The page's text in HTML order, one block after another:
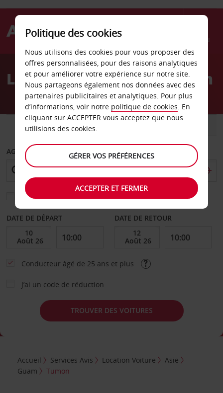
Menu
AvisLocation de voiture Tumon
VOITURE UTILITAIRE
AGENCE DE DÉPART
Sélectionnez une autre agence de retour
DATE DE DÉPART DATE DE RETOUR
Conducteur âgé de 25 ans et plus
J’ai un code de réduction
TROUVER DES VOITURES
Accueil Services Avis Location Voiture
Asie
Guam
Tumon
Politique des cookies
Nous utilisons des cookies pour vous proposer des
offres personnalisées, pour des raisons analytiques
et pour améliorer votre expérience sur notre site.
Nous partageons également nos données avec des
partenaires publicitaires et analytiques. Pour plus
d’informations, voir notre politique de cookies. En
cliquant sur ACCEPTER vous acceptez que nous
utilisions des cookies.
GÉRER VOS PRÉFÉRENCES
ACCEPTER ET FERMER